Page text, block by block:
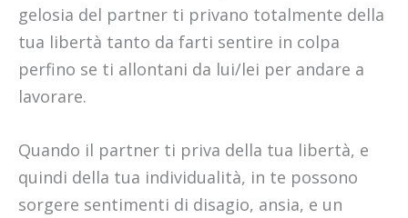
gelosia del partner ti privano totalmente della
tua libertà tanto da farti sentire in colpa
perfino se ti allontani da lui/lei per andare a
lavorare.
Quando il partner ti priva della tua libertà, e
quindi della tua individualità, in te possono
sorgere sentimenti di disagio, ansia, e un